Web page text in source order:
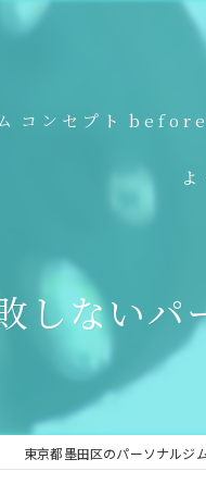
コンセプト
しない
東京都墨田区のパーソナルジ